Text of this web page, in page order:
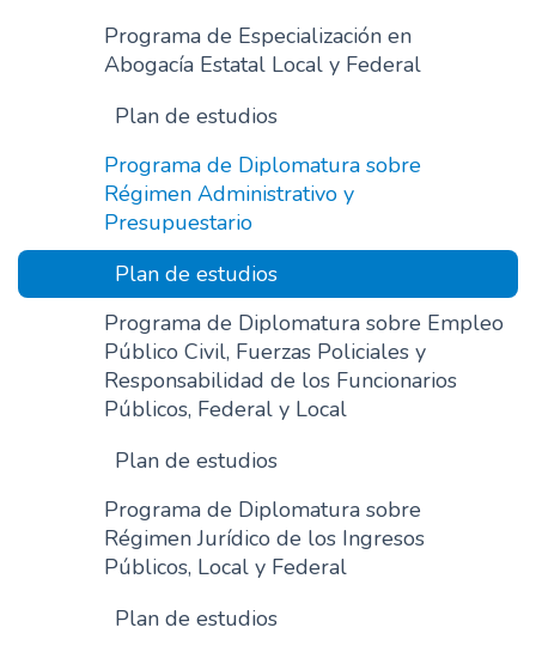
Programa de Especialización en
Abogacía Estatal Local y Federal
Plan de estudios
Programa de Diplomatura sobre
Régimen Administrativo y
Presupuestario
Plan de estudios
Programa de Diplomatura sobre Empleo
Público Civil, Fuerzas Policiales y
Responsabilidad de los Funcionarios
Públicos, Federal y Local
Plan de estudios
Programa de Diplomatura sobre
Régimen Jurídico de los Ingresos
Públicos, Local y Federal
Plan de estudios